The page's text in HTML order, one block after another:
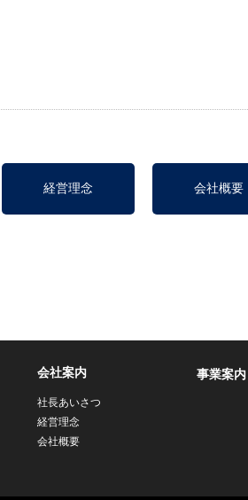
経営理念 会社概要
会社案内
社長あいさつ
経営理念
会社概要
事業案内